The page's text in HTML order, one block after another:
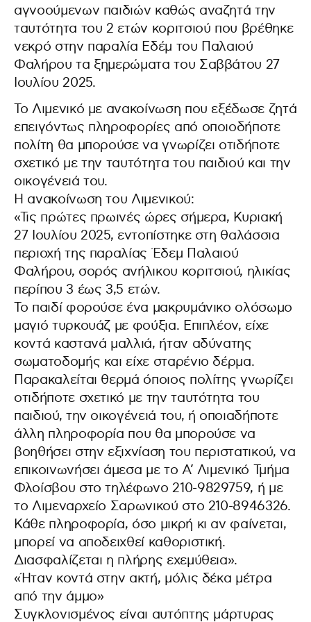
αγνοούμενων παιδιών καθώς αναζητά την
ταυτότητα του 2 ετών κοριτσιού που βρέθηκε
νεκρό στην παραλία Εδέμ του Παλαιού
Φαλήρου τα ξημερώματα του Σαββάτου 27
Ιουλίου 2025.
Το Λιμενικό με ανακοίνωση που εξέδωσε ζητά
επειγόντως πληροφορίες από οποιοδήποτε
πολίτη θα μπορούσε να γνωρίζει οτιδήποτε
σχετικό με την ταυτότητα του παιδιού και την
οικογένειά του.
Η ανακοίνωση του Λιμενικού:
«Τις πρώτες πρωινές ώρες σήμερα, Κυριακή
27 Ιουλίου 2025, εντοπίστηκε στη θαλάσσια
περιοχή της παραλίας Έδεμ Παλαιού
Φαλήρου, σορός ανήλικου κοριτσιού, ηλικίας
περίπου 3 έως 3,5 ετών.
Το παιδί φορούσε ένα μακρυμάνικο ολόσωμο
μαγιό τυρκουάζ με φούξια. Επιπλέον, είχε
κοντά καστανά μαλλιά, ήταν αδύνατης
σωματοδομής και είχε σταρένιο δέρμα.
Παρακαλείται θερμά όποιος πολίτης γνωρίζει
οτιδήποτε σχετικό με την ταυτότητα του
παιδιού, την οικογένειά του, ή οποιαδήποτε
άλλη πληροφορία που θα μπορούσε να
βοηθήσει στην εξιχνίαση του περιστατικού, να
επικοινωνήσει άμεσα με το Α’ Λιμενικό Τμήμα
Φλοίσβου στο τηλέφωνο 210-9829759, ή με
το Λιμεναρχείο Σαρωνικού στο 210-8946326.
Κάθε πληροφορία, όσο μικρή κι αν φαίνεται,
μπορεί να αποδειχθεί καθοριστική.
Διασφαλίζεται η πλήρης εχεμύθεια».
«Ήταν κοντά στην ακτή, μόλις δέκα μέτρα
από την άμμο»
Συγκλονισμένος είναι αυτόπτης μάρτυρας